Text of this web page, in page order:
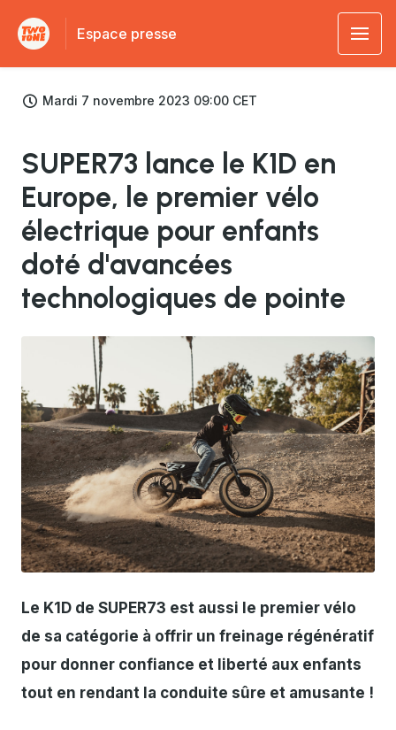
Espace presse
Mardi 7 novembre 2023 09:00 CET
SUPER73 lance le K1D en
Europe, le premier vélo
électrique pour enfants
doté d'avancées
technologiques de pointe
JPG
Le K1D de SUPER73 est aussi le premier vélo
de sa catégorie à offrir un freinage régénératif
pour donner confiance et liberté aux enfants
tout en rendant la conduite sûre et amusante !